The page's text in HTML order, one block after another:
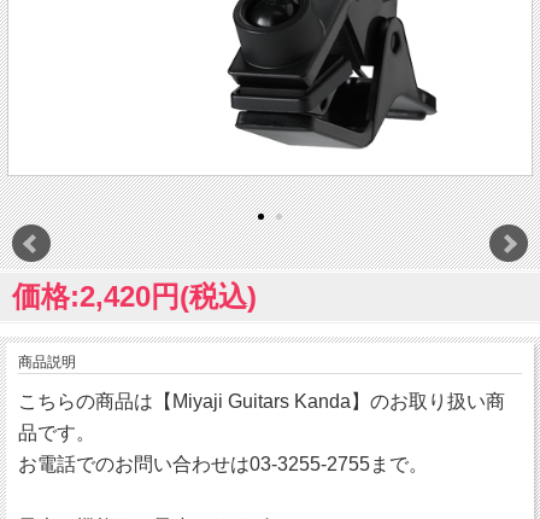
価格:2,420円(税込)
商品説明
こちらの商品は【Miyaji Guitars Kanda】のお取り扱い商
品です。
お電話でのお問い合わせは03-3255-2755まで。